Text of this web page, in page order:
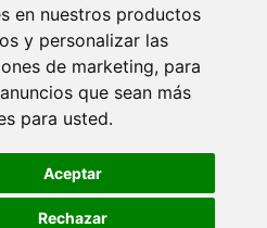
en nuestros productos
y personalizar las
de marketing, para
que sean más
para usted.
Aceptar
Rechazar
TODA TU HISTORIA. EPISODIO 3.